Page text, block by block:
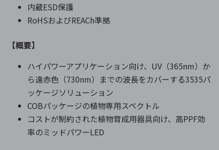
内蔵ESD保護
RoHSおよびREACh準拠
【概要】
ハイパワーアプリケーション向け、UV（365nm）か
ら遠赤色（730nm）までの波長をカバーする3535パ
ッケージソリューション
COBパッケージの植物専用スペクトル
コストが制約された植物育成用器具向け、高PPF効
率のミッドパワーLED